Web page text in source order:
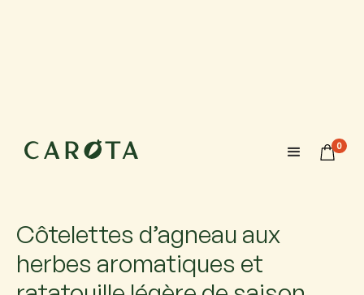
0
12 septembre 2026
Maximum 6 participants avec 1 accompagnateur chacun.
Côtelettes d’agneau aux
herbes aromatiques et